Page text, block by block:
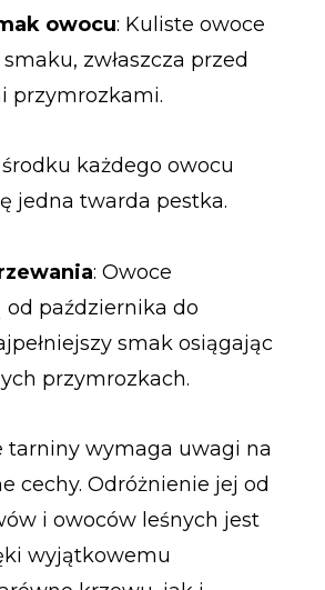
owocu: Kuliste owoce
zwłaszcza przed
przymrozkami.
środku każdego owocu
jedna twarda pestka.
: Owoce
od października do
smak osiągając
przymrozkach.
tarniny wymaga uwagi na
cechy. Odróżnienie jej od
i owoców leśnych jest
wyjątkowemu